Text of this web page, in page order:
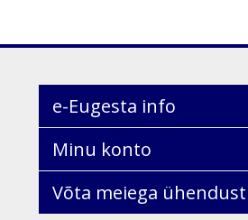
e-Eugesta info
Minu konto
Võta meiega ühendust